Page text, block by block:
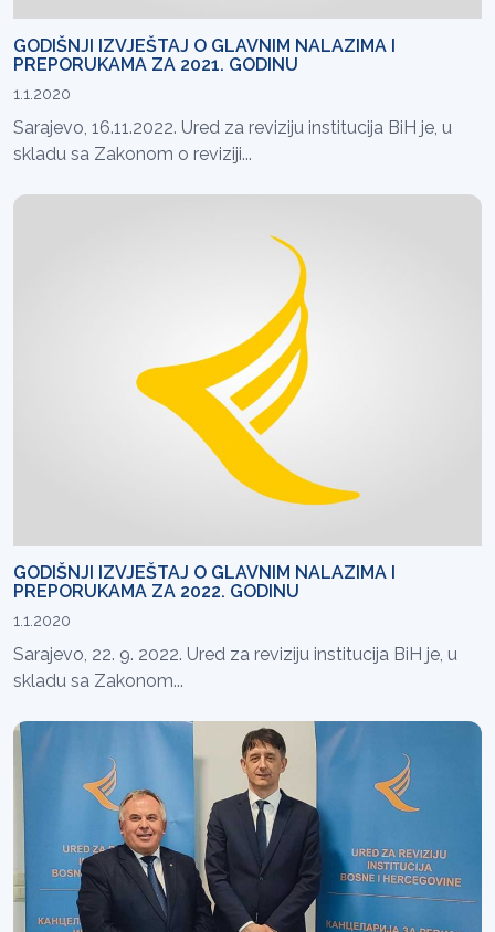
GODIŠNJI IZVJEŠTAJ O GLAVNIM NALAZIMA I
PREPORUKAMA ZA 2021. GODINU
1.1.2020
Sarajevo, 16.11.2022. Ured za reviziju institucija BiH je, u
skladu sa Zakonom o reviziji...
GODIŠNJI IZVJEŠTAJ O GLAVNIM NALAZIMA I
PREPORUKAMA ZA 2022. GODINU
1.1.2020
Sarajevo, 22. 9. 2022. Ured za reviziju institucija BiH je, u
skladu sa Zakonom...